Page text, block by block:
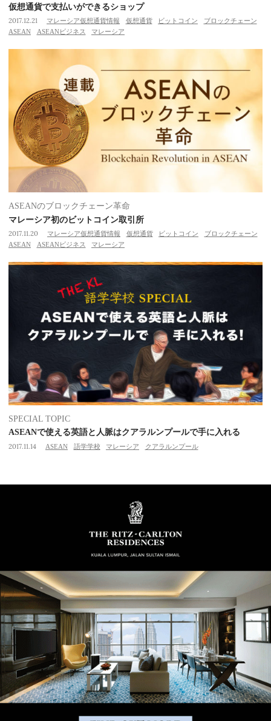
仮想通貨で支払いができるショップ
2017.12.21 マレーシア仮想通貨情報 仮想通貨 ビットコイン
ブロックチェーン
ASEAN
ASEANビジネス マレーシア
ASEANのブロックチェーン革命
マレーシア初のビットコイン取引所
2017.11.20 マレーシア仮想通貨情報 仮想通貨 ビットコイン
ブロックチェーン
ASEAN
ASEANビジネス マレーシア
SPECIAL TOPIC
ASEANで使える英語と人脈はクアラルンプールで手に入れる
2017.11.14 ASEAN 語学学校 マレーシア クアラルンプール